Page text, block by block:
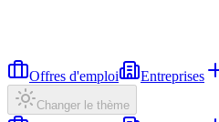
Offres d'emploi Entreprises
Changer le thème